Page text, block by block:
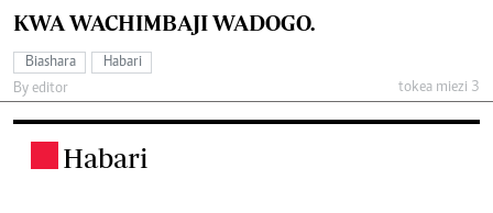
KWA WACHIMBAJI WADOGO.
Biashara
Habari
By editor
tokea miezi 3
Habari